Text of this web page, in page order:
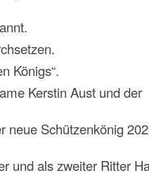
Königs“.
Kerstin Aust und der
neue Schützenkönig
und als zweiter Ritter